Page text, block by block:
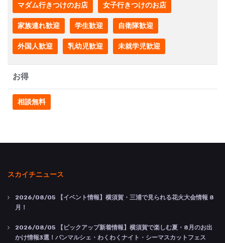
マダム行きつけのお店 女子行きつけのお店
家族連れ歓迎 学生歓迎 自衛隊歓迎
外国人歓迎 乳幼児歓迎 未就学児歓迎
お得
相談無料
スカイチニュース
2026/08/05 【イベント情報】横須賀・三浦で見られる花火大会情報 8
月！
2026/08/05 【ピックアップ新着情報】横須賀で楽しむ夏・8月のお出
かけ情報3選！パンマルシェ・わくわくナイト・シーマスカットフェス